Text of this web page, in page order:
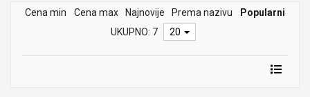
Cena min Cena max Najnovije Prema nazivu
Popularni
UKUPNO: 7
20